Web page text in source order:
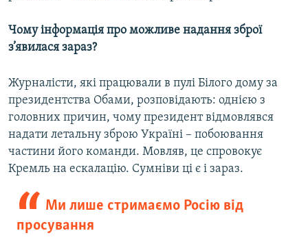
Чому інформація про можливе надання зброї
з’явилася зараз?
Журналісти, які працювали в пулі Білого дому за
президентства Обами, розповідають: однією з
головних причин, чому президент відмовлявся
надати летальну зброю Україні – побоювання
частини його команди. Мовляв, це спровокує
Кремль на ескалацію. Сумніви ці є і зараз.
Ми лише стримаємо Росію від
просування